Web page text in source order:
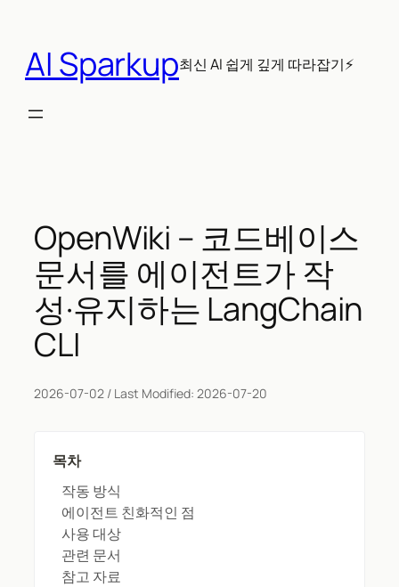
AI Sparkup최신 AI 쉽게 깊게 따라잡기⚡
OpenWiki – 코드베이스
문서를 에이전트가 작
성·유지하는 LangChain
CLI
2026-07-02 / Last Modified: 2026-07-20
목차
작동 방식
에이전트 친화적인 점
사용 대상
관련 문서
참고 자료